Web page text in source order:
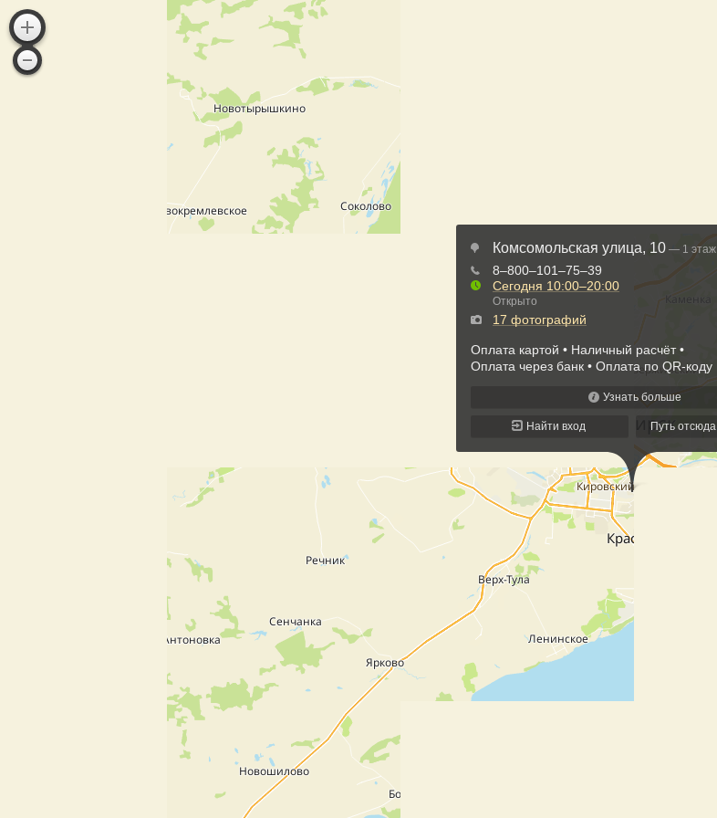
Комсомольская улица, 10 — 1 этаж
8‒800‒101‒75‒39
Сегодня 10:00–20:00
Открыто
17 фотографий
Оплата картой
Наличный расчёт
Оплата через банк
Оплата по QR-коду
Узнать больше
Найти вход Путь отсюда